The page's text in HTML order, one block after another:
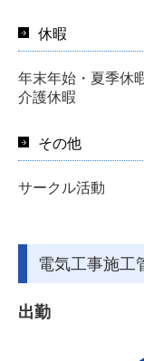
休暇
年末年始・夏季休
介護休暇
その他
サークル活動
電気工事施工
出勤